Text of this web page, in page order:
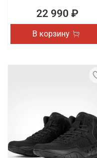
22 990 ₽
В корзину